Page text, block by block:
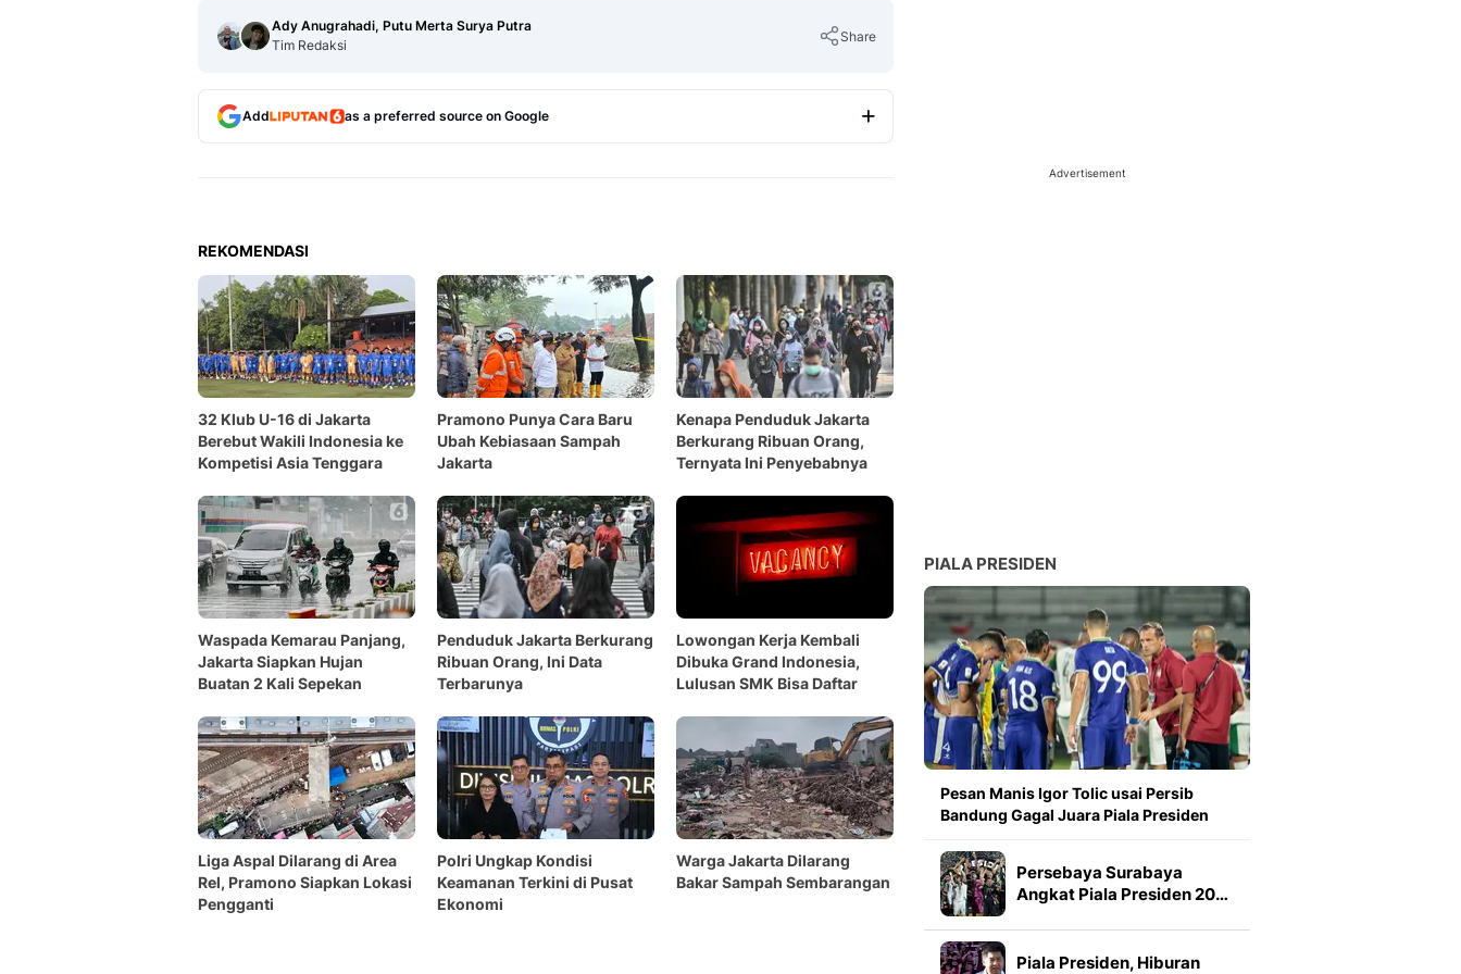
Ady Anugrahadi, Putu Merta Surya Putra
Tim Redaksi
Share
Add as a preferred source on Google
REKOMENDASI
32 Klub U-16 di Jakarta
Berebut Wakili Indonesia ke
Kompetisi Asia Tenggara
Pramono Punya Cara Baru
Ubah Kebiasaan Sampah
Jakarta
Kenapa Penduduk Jakarta
Berkurang Ribuan Orang,
Ternyata Ini Penyebabnya
Waspada Kemarau Panjang,
Jakarta Siapkan Hujan
Buatan 2 Kali Sepekan
Penduduk Jakarta Berkurang
Ribuan Orang, Ini Data
Terbarunya
Lowongan Kerja Kembali
Dibuka Grand Indonesia,
Lulusan SMK Bisa Daftar
Liga Aspal Dilarang di Area
Rel, Pramono Siapkan Lokasi
Pengganti
Polri Ungkap Kondisi
Keamanan Terkini di Pusat
Ekonomi
Warga Jakarta Dilarang
Bakar Sampah Sembarangan
Advertisement
PIALA PRESIDEN
Pesan Manis Igor Tolic usai Persib
Bandung Gagal Juara Piala Presiden
Persebaya Surabaya
Angkat Piala Presiden 20…
Piala Presiden, Hiburan